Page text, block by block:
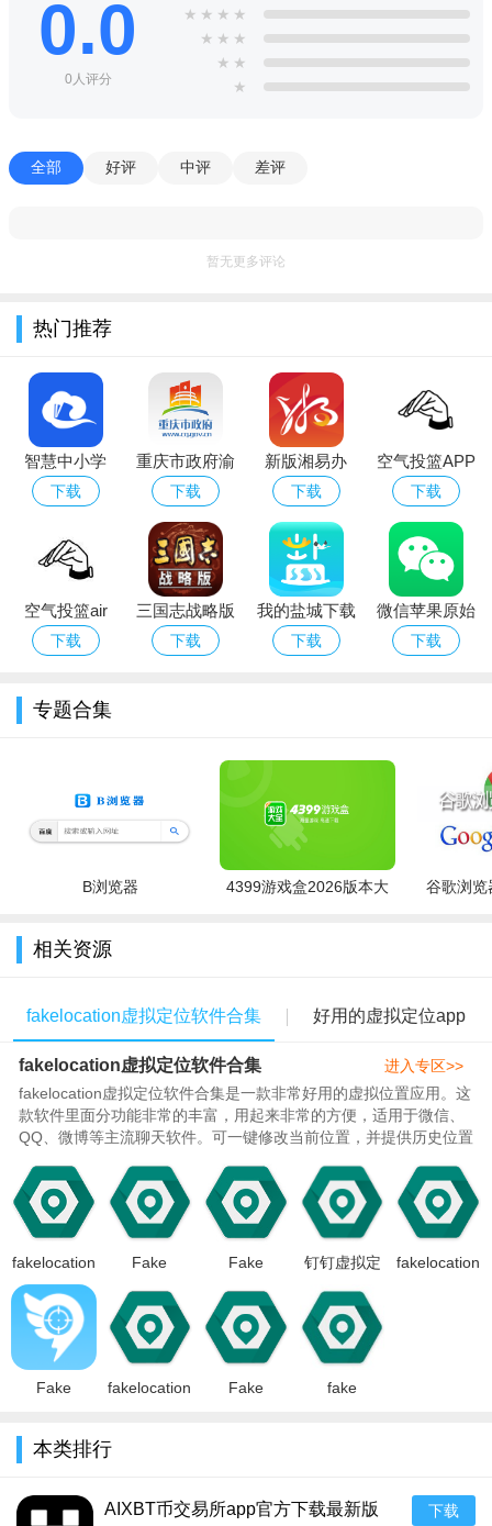
fakelocation苹果永久专业版亮点
1、您可以将该地点发送给好友，或朋友圈，或者查看附近的
人,或者向好友发送实时位置。
qq等，然后您登录的账号即定位到您选择的坐标位置。
fakelocation苹果永久专业版适用人群
里！
2、微商---让你不再受地理位置的限制，让你的生意遍布世界
各地！
3、娱乐人群，通过微信给好友发送手机地理位置，让你的足
迹遍布世界各地！
0.0
0人评分
★ ★ ★ ★
★ ★ ★
★ ★
★
全部 好评 中评 差评
暂无更多评论
热门推荐
智慧中小学
(国家中小学
台)app下载最
新ios版
下载
重庆市政府渝
快办app下载
苹果版
下载
新版湘易办
app下载苹果
手机版
下载
空气投篮APP
最新官方版
下载
空气投篮air
shot下载2026
下载
三国志战略版
变态版ios
下载
我的盐城下载
苹果手机app
下载
微信苹果原始
版（可虚拟支
下载
专题合集
B浏览器
4399游戏盒2026版本大
谷歌浏览
相关资源
fakelocation虚拟定位软件合集 好用的虚拟定位app
fakelocation虚拟定位软件合集
fakelocation虚拟定位软件合集是一款非常好用的虚拟位置应用。这
款软件里面分功能非常的丰富，用起来非常的方便，适用于微信、
QQ、微博等主流聊天软件。可一键修改当前位置，并提供历史位置
卡等等内容，289今天为你们带来了苹果版、最新版、中文版、破
解版等等内容，喜欢的朋友们快快下载体验吧。..
进入专区>>
fakelocation
模拟打卡
app下载
2025最新安
卓版v1.3.10
最新安
Fake
业版去更新
中文版
v1.3.5安卓
Fake
方下载安卓
2022最新版
v1.3.10最新
钉钉虚拟定
器（Fake
Location）
官方下载
新版v
fakelocation
Fake
置神器免费
版)v1.3.10
fakelocation
费版v1.3.10
Fake
fake
新安卓版
本类排行
AIXBT币交易所app官方下载最新版
下载